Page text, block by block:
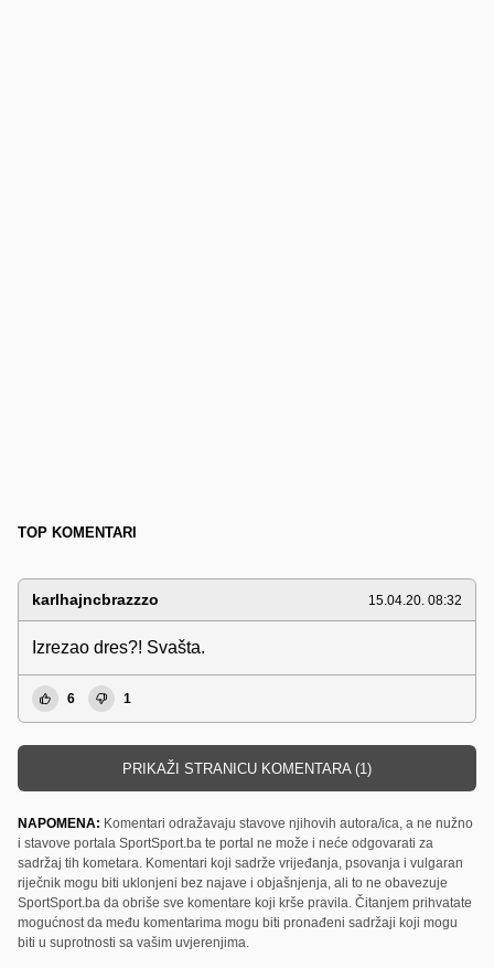
TOP KOMENTARI
karlhajncbrazzzo 15.04.20. 08:32
Izrezao dres?! Svašta.
6 1
PRIKAŽI STRANICU KOMENTARA (1)
NAPOMENA: Komentari odražavaju stavove njihovih autora/ica, a ne nužno
i stavove portala SportSport.ba te portal ne može i neće odgovarati za
sadržaj tih kometara. Komentari koji sadrže vrijeđanja, psovanja i vulgaran
riječnik mogu biti uklonjeni bez najave i objašnjenja, ali to ne obavezuje
SportSport.ba da obriše sve komentare koji krše pravila. Čitanjem prihvatate
mogućnost da među komentarima mogu biti pronađeni sadržaji koji mogu
biti u suprotnosti sa vašim uvjerenjima.